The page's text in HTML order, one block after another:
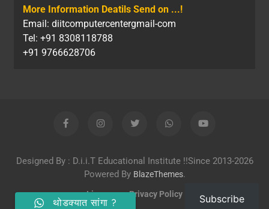
More Information Deatils Send on ...!
Email: diitcomputercentergmail-com
Tel: +91 8308118788
+91 9766628706
Designed By : D.i.i.T Educational Institute !!Since 2013-2026
Powered By BlazeThemes.
License Privacy Policy Subscribe
थोडक्यात सांगा ?